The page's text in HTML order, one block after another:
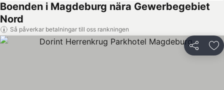
Boenden i Magdeburg nära Gewerbegebiet
Nord
Så påverkar betalningar till oss rankningen
Dela